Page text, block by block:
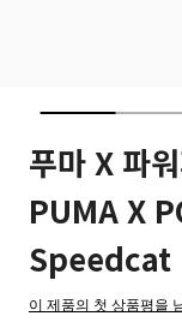
푸마 X 파
PUMA X
Speedcat
이 제품의 첫 상품평을